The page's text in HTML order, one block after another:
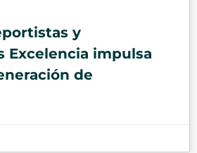
y
Excelencia impulsa
de